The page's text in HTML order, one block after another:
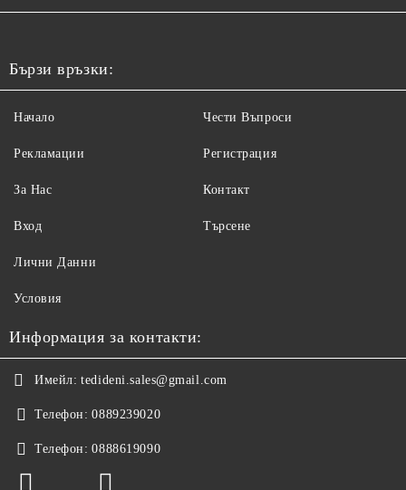
Бързи връзки:
Начало
Рекламации
За Нас
Вход
Чести Въпроси
Регистрация
Контакт
Търсене
Лични Данни
Условия
Информация за контакти:
Имейл: tedideni.sales@gmail.com
Телефон: 0889239020
Телефон: 0888619090